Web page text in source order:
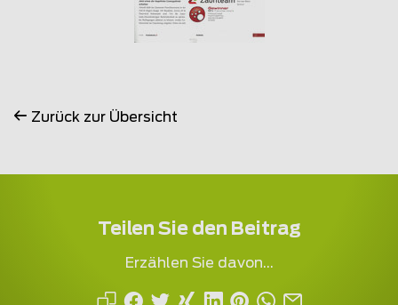
Zurück zur Übersicht
Teilen Sie den Beitrag
Erzählen Sie davon...